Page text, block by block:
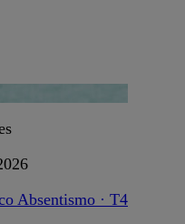
Absentismo · T4